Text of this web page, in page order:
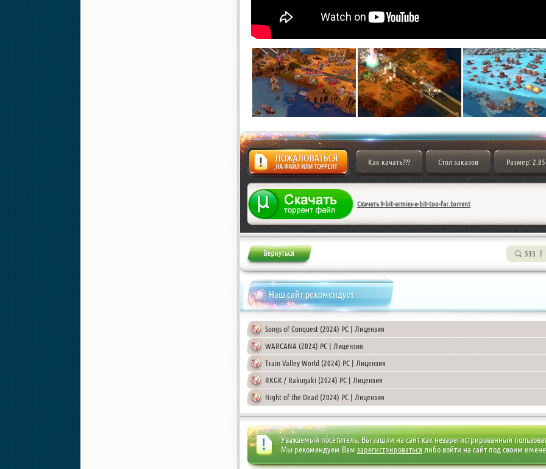
Жалоба
Как качать??? Стол заказов Размер:
Скачать 9-bit-armies-a-bit-too-far.torrent
533
Наш сайт рекомендует
Songs of Conquest (2024) PC | Лицензия
WARCANA (2024) PC | Лицензия
Train Valley World (2024) PC | Лицензия
RKGK / Rakugaki (2024) PC | Лицензия
Night of the Dead (2024) PC | Лицензия
Уважаемый посетитель, Вы зашли на сайт как незарегистрированный
Мы рекомендуем Вам зарегистрироватьсялибо войти на сайт под своим